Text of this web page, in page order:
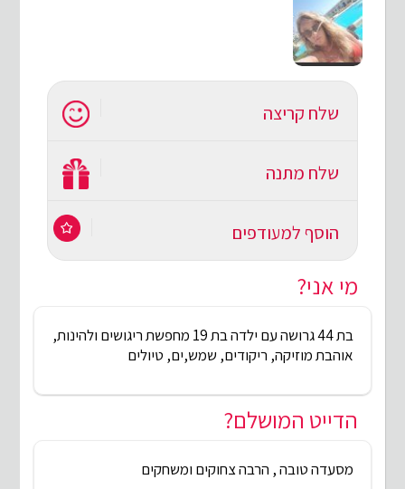
שלח קריצה
שלח מתנה
הוסף למעודפים
מי אני?
בת 44 גרושה עם ילדה בת 19 מחפשת ריגושים ולהינות,
אוהבת מוזיקה, ריקודים, שמש,ים, טיולים
הדייט המושלם?
מסעדה טובה , הרבה צחוקים ומשחקים